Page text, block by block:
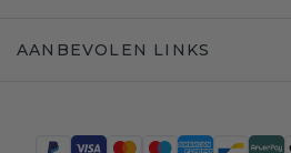
AANBEVOLEN LINKS